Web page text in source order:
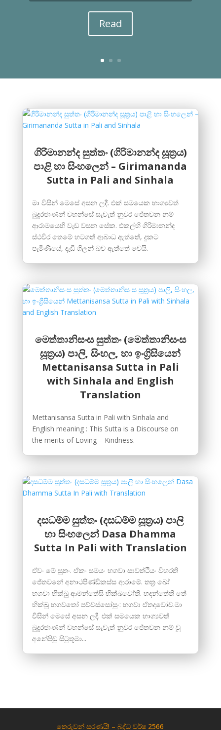
Read
ගිරිමානන්ද සුත්තං (ගිරිමානන්ද සූත්‍රය)
පාළි හා සිංහලෙන් – Girimananda
Sutta in Pali and Sinhala
මා විසින් මෙසේ අසන ලදී. එක් සමයෙක භාග්‍යවත්
බුදුරජාණන් වහන්සේ සැවැත් නුවර ජේතවන නම්
ආරාමයෙහි වැඩ වසන සේක. එකල්හි ගිරිමානන්ද
ස්ථවිර තෙමේ හටගත් ආබාධ ඇත්තේ, දුකට
පැමිණියේ, දැඩි ගිලන් බව ඇත්තේ වෙයි.
මෙත්තානිසංස සුත්තං (මෙත්තානිසංස
සූත්‍රය) පාලි, සිංහල, හා ඉංග්‍රිසියෙන්
Mettanisansa Sutta in Pali
with Sinhala and English
Translation
Mettanisansa Sutta in Pali with Sinhala and
English meaning : This Sutta is a Discourse on
the merits of Loving – Kindness.
දසධම්ම සුත්තං (දසධම්ම සූත්‍රය) පාලි
හා සිංහලෙන් Dasa Dhamma
Sutta In Pali with Translation
ඒවං මේ සුතං. ඒකං සමයං භගවා සාවත්ථියං විහරති
ජේතවනේ අනාථපිණ්ඩිකස්ස ආරාමේ. තත්‍ර ඛෝ
භගවා භික්ඛු ආමන්තේසි භික්ඛවෝති. භදන්තේති තේ
භික්ඛු භගවතෝ පච්චස්සෝසුං: භගවා ඒතදවෝච.මා
විසින් මෙසේ අසන ලදී. එක් සමයෙක භාග්‍යවත්
බුදුරජාණන් වහන්සේ සැවැත් නුවර ජේතවන නම් වූ
අනේපිඬු සිටුතුමා...
තෙරුවන් සරණයි! – බුද්ධ වර්ෂ 2566